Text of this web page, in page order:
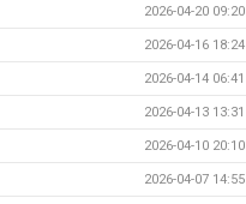
2026-04-20 09:20
2026-04-16 18:24
2026-04-14 06:41
2026-04-13 13:31
2026-04-10 20:10
2026-04-07 14:55